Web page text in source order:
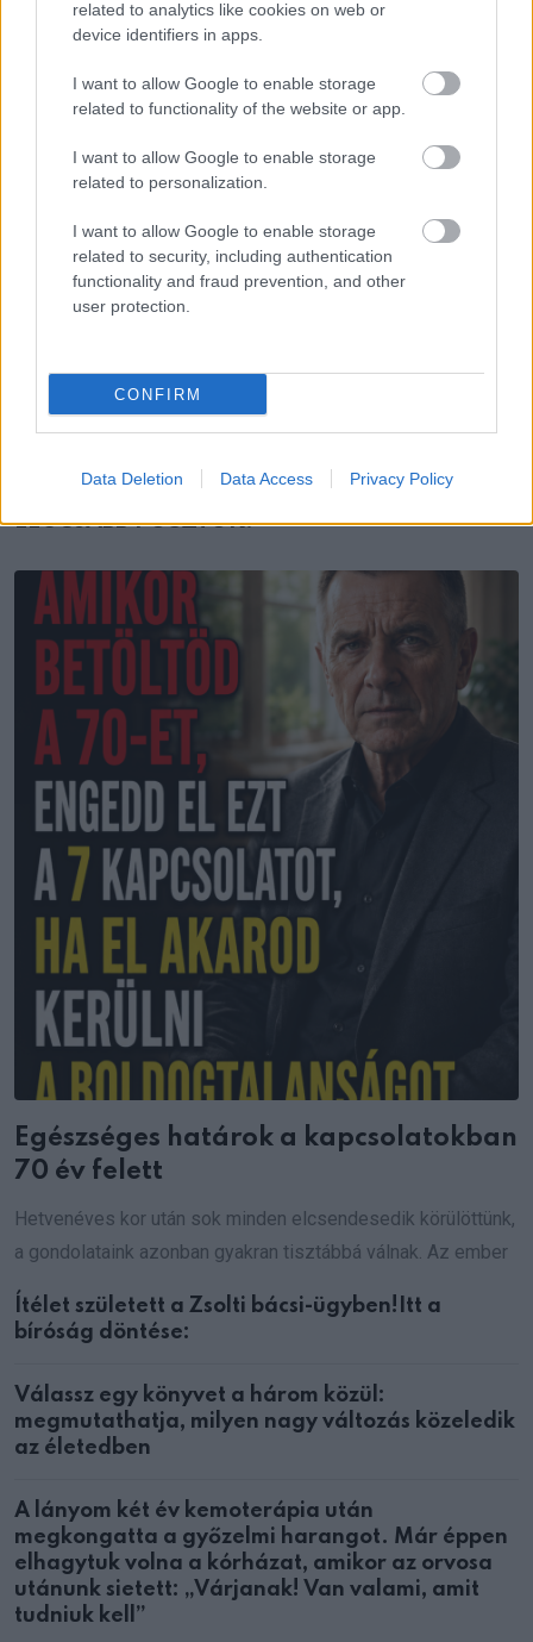
related to analytics like cookies on web or
device identifiers in apps.
I want to allow Google to enable storage
related to functionality of the website or app.
I want to allow Google to enable storage
related to personalization.
I want to allow Google to enable storage
related to security, including authentication
functionality and fraud prevention, and other
user protection.
CONFIRM
Data Deletion Data Access Privacy Policy
döntöttem,
LEGÚJABB POSZTOK:
Egészséges határok a kapcsolatokban
70 év felett
Hetvenéves kor után sok minden elcsendesedik körülöttünk,
a gondolataink azonban gyakran tisztábbá válnak. Az ember
Ítélet született a Zsolti bácsi-ügyben!Itt a
bíróság döntése:
Válassz egy könyvet a három közül:
megmutathatja, milyen nagy változás közeledik
az életedben
A lányom két év kemoterápia után
megkongatta a győzelmi harangot. Már éppen
elhagytuk volna a kórházat, amikor az orvosa
utánunk sietett: „Várjanak! Van valami, amit
tudniuk kell”